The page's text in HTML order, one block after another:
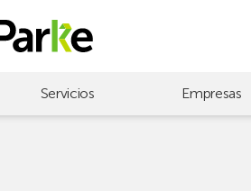
Servicios Empresas